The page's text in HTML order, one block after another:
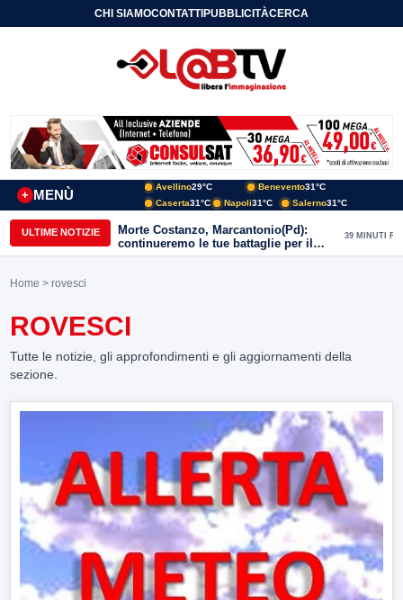
CHI SIAMOCONTATTIPUBBLICITÀCERCA
MENÙ
+
Avellino29°C Benevento31°C
Caserta31°C Napoli31°C Salerno31°C
ULTIME NOTIZIE
Morte Costanzo, Marcantonio(Pd):
continueremo le tue battaglie per il
Sannio
39 MINUTI FA
Home > rovesci
ROVESCI
Tutte le notizie, gli approfondimenti e gli aggiornamenti della
sezione.